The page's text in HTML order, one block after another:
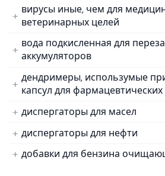
вирусы иные, чем для
ветеринарных целей
вода подкисленная для
аккумуляторов
дендримеры, использумые
капсул для
диспергаторы для масел
диспергаторы для нефти
добавки для бензина